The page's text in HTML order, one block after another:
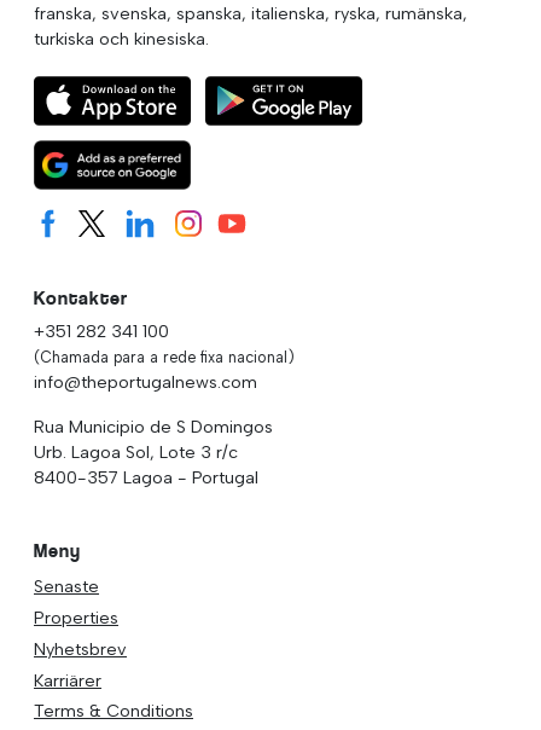
franska, svenska, spanska, italienska, ryska, rumänska,
turkiska och kinesiska.
Kontakter
+351 282 341 100
(Chamada para a rede fixa nacional)
info@theportugalnews.com
Rua Municipio de S Domingos
Urb. Lagoa Sol, Lote 3 r/c
8400-357 Lagoa - Portugal
Meny
Senaste
Properties
Nyhetsbrev
Karriärer
Terms & Conditions